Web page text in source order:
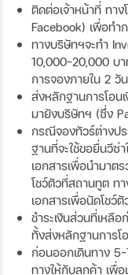
ติดต่อเจ้าหน้าที่ ทา
Facebook) เพื่อทำ
ทางบริษัทฯจะทำ
10,000-20,000 บา
การจองภายใน 2 วัน
ส่งหลักฐานการโอน
มายังบริษัทฯ (ซึ่ง
กรณีจองทัวร์ต่างป
ฐานที่จะใช้ขอยื่นวีซ่
เอกสารเพื่อนำมาต
โชว์ตัวที่สถานทูต ท
เอกสารเพื่อนัดโชว์
ชำระเงินส่วนที่เห
ทั้งส่งหลักฐานการโ
ก่อนออกเดินทาง
ทางให้กับลูกค้า เพื่